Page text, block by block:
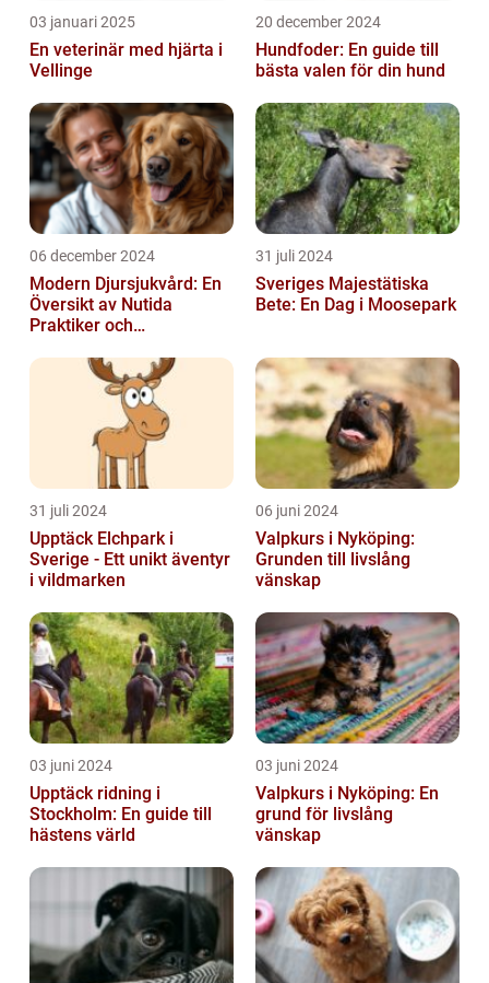
03 januari 2025
En veterinär med hjärta i
Vellinge
20 december 2024
Hundfoder: En guide till
bästa valen för din hund
06 december 2024
Modern Djursjukvård: En
Översikt av Nutida
Praktiker och
31 juli 2024
Sveriges Majestätiska
Bete: En Dag i Moosepark
31 juli 2024
Upptäck Elchpark i
Sverige - Ett unikt äventyr
i vildmarken
06 juni 2024
Valpkurs i Nyköping:
Grunden till livslång
vänskap
03 juni 2024
Upptäck ridning i
Stockholm: En guide till
hästens värld
03 juni 2024
Valpkurs i Nyköping: En
grund för livslång
vänskap